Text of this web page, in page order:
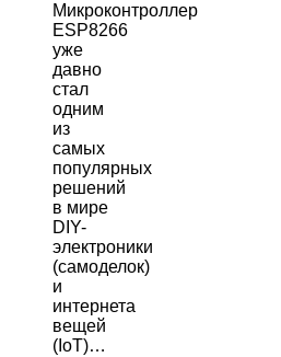
Микроконтроллер
ESP8266
уже
давно
стал
одним
из
самых
популярных
решений
в мире
DIY-
электроники
(самоделок)
и
интернета
вещей
(IoT)…